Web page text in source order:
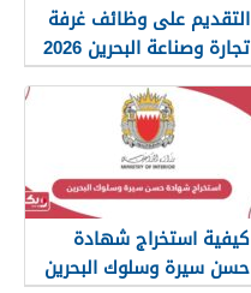
التقديم على وظائف غرفة
تجارة وصناعة البحرين 2026
كيفية استخراج شهادة
حسن سيرة وسلوك البحرين